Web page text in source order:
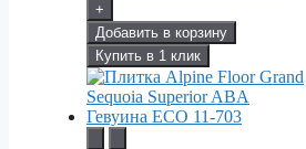
+
Добавить в корзину
Купить в 1 клик